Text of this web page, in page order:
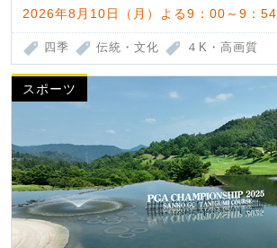
2026年8月10日（月）よる9：00～9：54
四季 伝統・文化 ４K・高画質
スポーツ